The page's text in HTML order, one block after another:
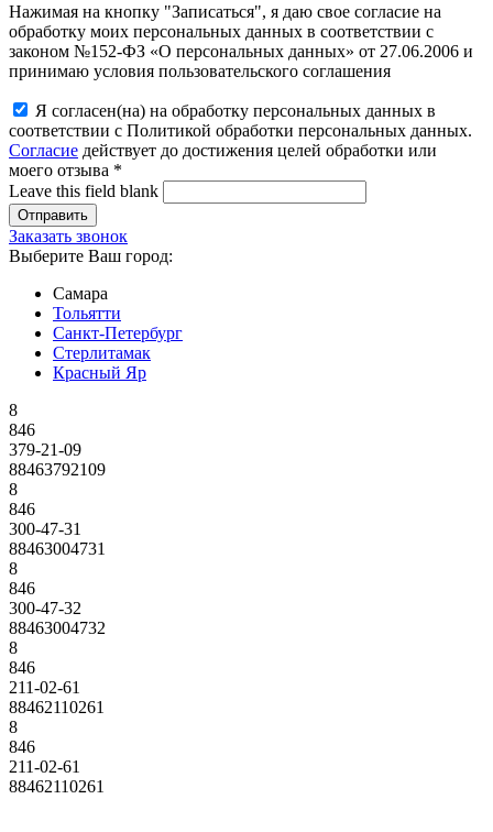
Нажимая на кнопку "Записаться", я даю свое согласие на
обработку моих персональных данных в соответствии с
законом №152-ФЗ «О персональных данных» от 27.06.2006 и
принимаю условия пользовательского соглашения
Я согласен(на) на обработку персональных данных в
соответствии с Политикой обработки персональных данных.
Согласие действует до достижения целей обработки или
моего отзыва *
Leave this field blank
Заказать звонок
Выберите Ваш город:
Самара
Тольятти
Санкт-Петербург
Стерлитамак
Красный Яр
8
846
379-21-09
88463792109
8
846
300-47-31
88463004731
8
846
300-47-32
88463004732
8
846
211-02-61
88462110261
8
846
211-02-61
88462110261